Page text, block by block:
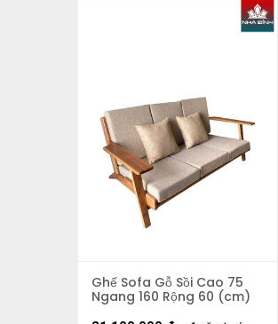
Ghế Sofa Gỗ Sồi Cao 75
Ngang 160 Rộng 60 (cm)